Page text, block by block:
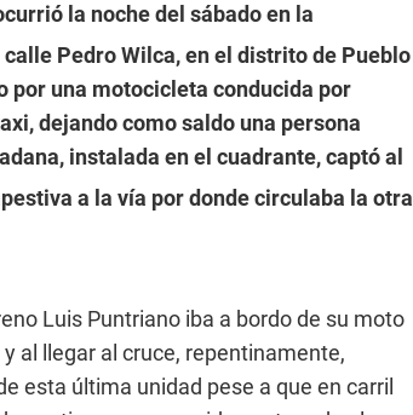
la noche del sábado en la
Pedro Wilca, en el distrito de Pueblo
por una motocicleta conducida por
dejando como saldo una persona
instalada en el cuadrante, captó al
a la vía por donde circulaba la otra
Luis Puntriano iba a bordo de su moto
al llegar al cruce, repentinamente,
esta última unidad pese a que en carril